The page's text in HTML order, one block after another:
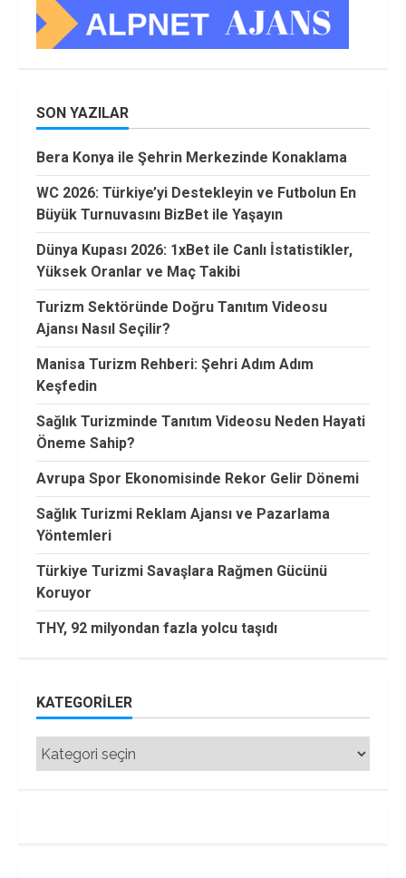
SON YAZILAR
Bera Konya ile Şehrin Merkezinde Konaklama
WC 2026: Türkiye’yi Destekleyin ve Futbolun En
Büyük Turnuvasını BizBet ile Yaşayın
Dünya Kupası 2026: 1xBet ile Canlı İstatistikler,
Yüksek Oranlar ve Maç Takibi
Turizm Sektöründe Doğru Tanıtım Videosu
Ajansı Nasıl Seçilir?
Manisa Turizm Rehberi: Şehri Adım Adım
Keşfedin
Sağlık Turizminde Tanıtım Videosu Neden Hayati
Öneme Sahip?
Avrupa Spor Ekonomisinde Rekor Gelir Dönemi
Sağlık Turizmi Reklam Ajansı ve Pazarlama
Yöntemleri
Türkiye Turizmi Savaşlara Rağmen Gücünü
Koruyor
THY, 92 milyondan fazla yolcu taşıdı
KATEGORILER
Kategoriler